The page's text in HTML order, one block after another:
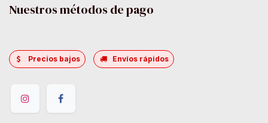
Nuestros métodos de pago
Precios bajos Envíos rápidos